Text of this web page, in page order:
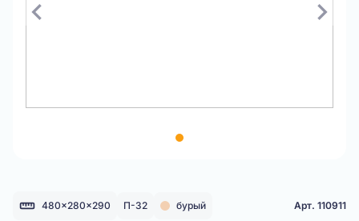
480x280x290 П-32 бурый Арт. 110911